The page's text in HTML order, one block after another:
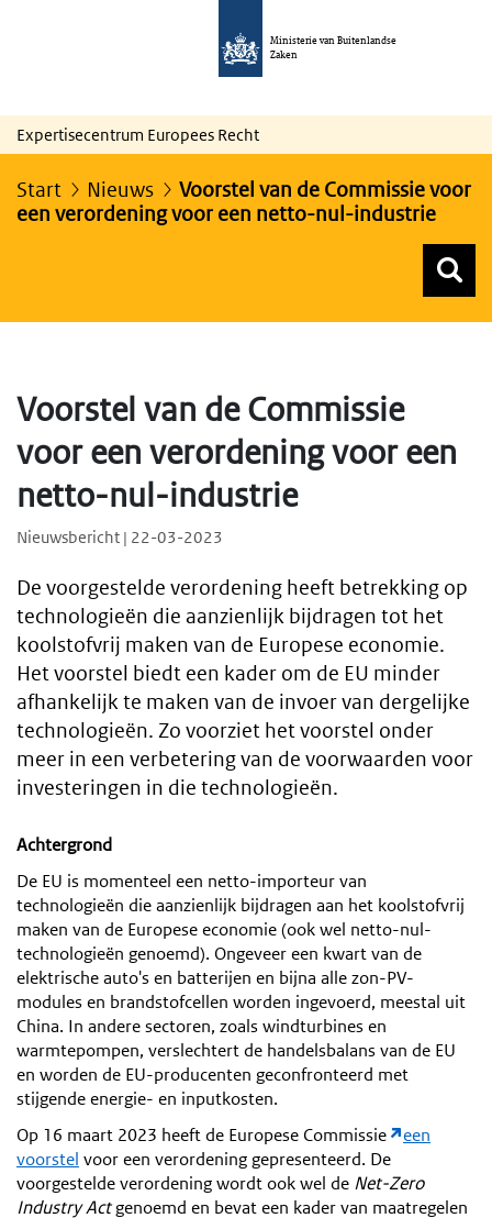
Ministerie van Buitenlandse
Zaken
Expertisecentrum Europees Recht
Start Nieuws
Voorstel van de Commissie voor
een verordening voor een netto-nul-industrie
Voorstel van de Commissie
voor een verordening voor een
netto-nul-industrie
Nieuwsbericht | 22-03-2023
De voorgestelde verordening heeft betrekking op
technologieën die aanzienlijk bijdragen tot het
koolstofvrij maken van de Europese economie.
Het voorstel biedt een kader om de EU minder
afhankelijk te maken van de invoer van dergelijke
technologieën. Zo voorziet het voorstel onder
meer in een verbetering van de voorwaarden voor
investeringen in die technologieën.
Achtergrond
De EU is momenteel een netto-importeur van
technologieën die aanzienlijk bijdragen aan het koolstofvrij
maken van de Europese economie (ook wel netto-nul-
technologieën genoemd). Ongeveer een kwart van de
elektrische auto's en batterijen en bijna alle zon-PV-
modules en brandstofcellen worden ingevoerd, meestal uit
China. In andere sectoren, zoals windturbines en
warmtepompen, verslechtert de handelsbalans van de EU
en worden de EU-producenten geconfronteerd met
stijgende energie- en inputkosten.
Op 16 maart 2023 heeft de Europese Commissie
een
voorstel voor een verordening gepresenteerd. De
voorgestelde verordening wordt ook wel de Net-Zero
Industry Actgenoemd en bevat een kader van maatregelen